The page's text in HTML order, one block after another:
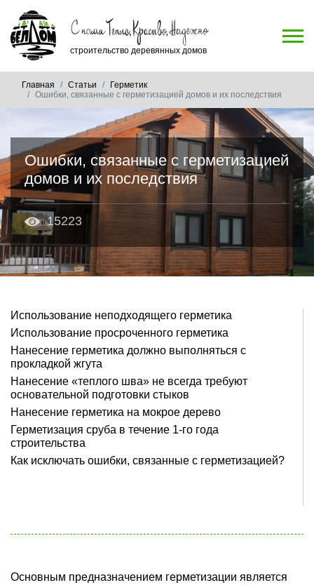
строительство деревянных домов
Главная Статьи
Герметик
Ошибки, связанные с герметизацией домов и их последствия
Ошибки, связанные с герметизацией
домов и их последствия
15223
Использование неподходящего герметика
Использование просроченного герметика
Нанесение герметика должно выполняться с
прокладкой жгута
Нанесение «теплого шва» не всегда требуют
основательной подготовки стыков
Нанесение герметика на мокрое дерево
Герметизация сруба в течение 1-го года
строительства
Как исключать ошибки, связанные с герметизацией?
Основным предназначением герметизации является